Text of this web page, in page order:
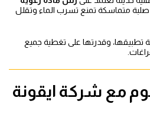
متماسكة تمنع تسرب الماء وتقلل
تطبيقها، وقدرتها على تغطية جميع
مع شركة ايقونة